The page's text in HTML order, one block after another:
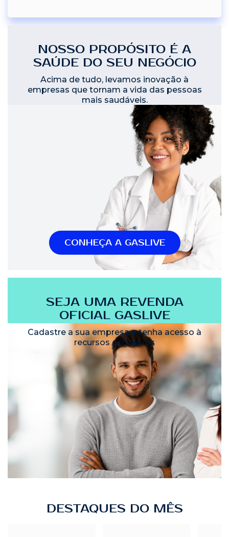
NOSSO PROPÓSITO É A
SAÚDE DO SEU NEGÓCIO
Acima de tudo, levamos inovação à
empresas que tornam a vida das pessoas
mais saudáveis.
CONHEÇA A GASLIVE
SEJA UMA REVENDA
OFICIAL GASLIVE
Cadastre a sua empresa e tenha acesso à
recursos exclusivos
DESTAQUES DO MÊS